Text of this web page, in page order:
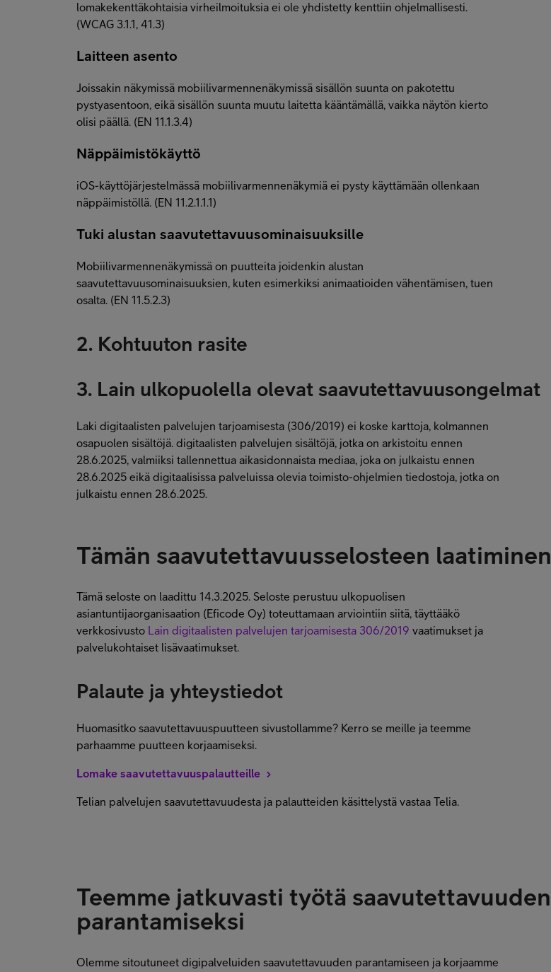
lomakekenttäkohtaisia virheilmoituksia ei ole yhdistetty kenttiin ohjelmallisesti.
(WCAG 3.1.1, 41.3)
Laitteen asento
Joissakin näkymissä mobiilivarmennenäkymissä sisällön suunta on pakotettu
pystyasentoon, eikä sisällön suunta muutu laitetta kääntämällä, vaikka näytön kierto
olisi päällä. (EN 11.1.3.4)
Näppäimistökäyttö
iOS-käyttöjärjestelmässä mobiilivarmennenäkymiä ei pysty käyttämään ollenkaan
näppäimistöllä. (EN 11.2.1.1.1)
Tuki alustan saavutettavuusominaisuuksille
Mobiilivarmennenäkymissä on puutteita joidenkin alustan
saavutettavuusominaisuuksien, kuten esimerkiksi animaatioiden vähentämisen, tuen
osalta. (EN 11.5.2.3)
2. Kohtuuton rasite
3. Lain ulkopuolella olevat saavutettavuusongelmat
Laki digitaalisten palvelujen tarjoamisesta (306/2019) ei koske karttoja, kolmannen
osapuolen sisältöjä. digitaalisten palvelujen sisältöjä, jotka on arkistoitu ennen
28.6.2025, valmiiksi tallennettua aikasidonnaista mediaa, joka on julkaistu ennen
28.6.2025 eikä digitaalisissa palveluissa olevia toimisto-ohjelmien tiedostoja, jotka on
julkaistu ennen 28.6.2025.
Tämän saavutettavuusselosteen laatiminen
Tämä seloste on laadittu 14.3.2025. Seloste perustuu ulkopuolisen
asiantuntijaorganisaation (Eficode Oy) toteuttamaan arviointiin siitä, täyttääkö
verkkosivusto Lain digitaalisten palvelujen tarjoamisesta 306/2019 vaatimukset ja
palvelukohtaiset lisävaatimukset.
Palaute ja yhteystiedot
Huomasitko saavutettavuuspuutteen sivustollamme? Kerro se meille ja teemme
parhaamme puutteen korjaamiseksi.
Lomake saavutettavuuspalautteille
Telian palvelujen saavutettavuudesta ja palautteiden käsittelystä vastaa Telia.
Teemme jatkuvasti työtä saavutettavuuden
parantamiseksi
Olemme sitoutuneet digipalveluiden saavutettavuuden parantamiseen ja korjaamme